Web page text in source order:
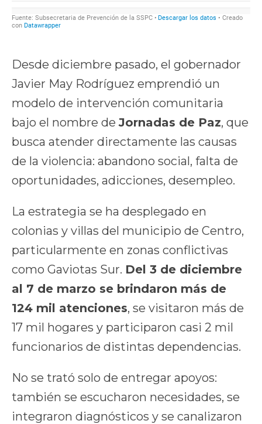
Desde diciembre pasado, el gobernador
Javier May Rodríguez emprendió un
modelo de intervención comunitaria
bajo el nombre de Jornadas de Paz, que
busca atender directamente las causas
de la violencia: abandono social, falta de
oportunidades, adicciones, desempleo.
La estrategia se ha desplegado en
colonias y villas del municipio de Centro,
particularmente en zonas conflictivas
como Gaviotas Sur. Del 3 de diciembre
al 7 de marzo se brindaron más de
124 mil atenciones, se visitaron más de
17 mil hogares y participaron casi 2 mil
funcionarios de distintas dependencias.
No se trató solo de entregar apoyos:
también se escucharon necesidades, se
integraron diagnósticos y se canalizaron